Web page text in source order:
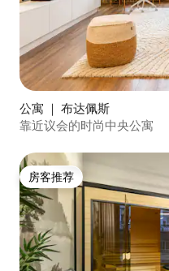
公寓 ｜ 布达佩斯
靠近议会的时尚中央公寓
房客推荐
房客推荐